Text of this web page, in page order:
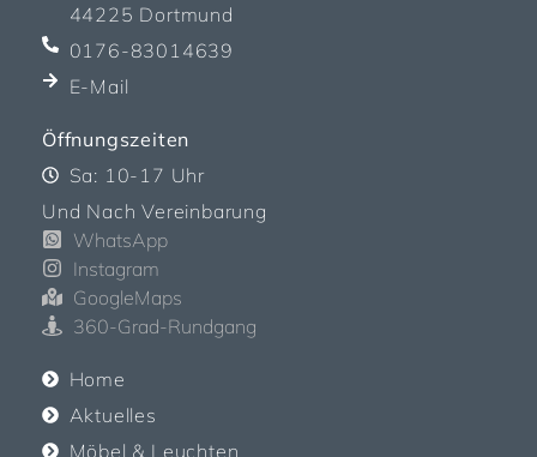
44225 Dortmund
0176-83014639
E-Mail
Öffnungszeiten
Sa: 10-17 Uhr
Und Nach Vereinbarung
WhatsApp
Instagram
GoogleMaps
360-Grad-Rundgang
Home
Aktuelles
Möbel & Leuchten